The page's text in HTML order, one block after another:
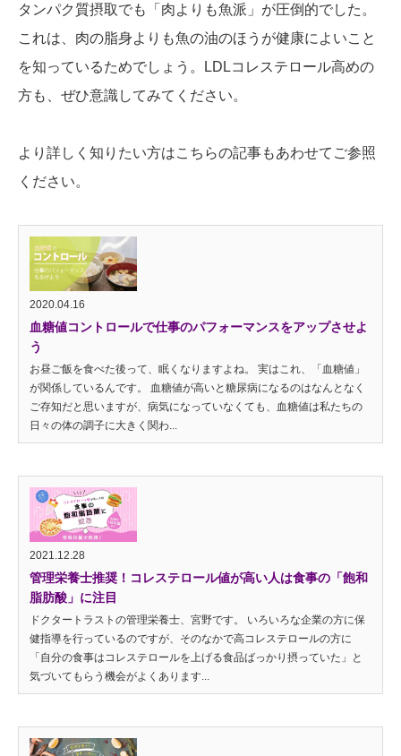
タンパク質摂取でも「肉よりも魚派」が圧倒的でした。
これは、肉の脂身よりも魚の油のほうが健康によいこと
を知っているためでしょう。LDLコレステロール高めの
方も、ぜひ意識してみてください。
より詳しく知りたい方はこちらの記事もあわせてご参照
ください。
2020.04.16
血糖値コントロールで仕事のパフォーマンスをアップさせよ
う
お昼ご飯を食べた後って、眠くなりますよね。 実はこれ、「血糖値」
が関係しているんです。 血糖値が高いと糖尿病になるのはなんとなく
ご存知だと思いますが、病気になっていなくても、血糖値は私たちの
日々の体の調子に大きく関わ...
2021.12.28
管理栄養士推奨！コレステロール値が高い人は食事の「飽和
脂肪酸」に注目
ドクタートラストの管理栄養士、宮野です。 いろいろな企業の方に保
健指導を行っているのですが、そのなかで高コレステロールの方に
「自分の食事はコレステロールを上げる食品ばっかり摂っていた」と
気づいてもらう機会がよくあります...